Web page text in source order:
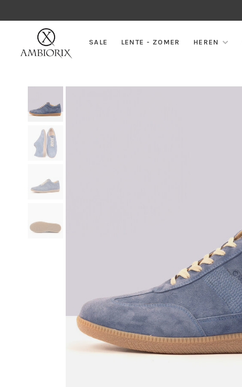
SALE LENTE - ZOMER HEREN